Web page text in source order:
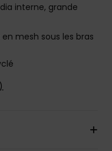
interne, grande
mesh sous les bras